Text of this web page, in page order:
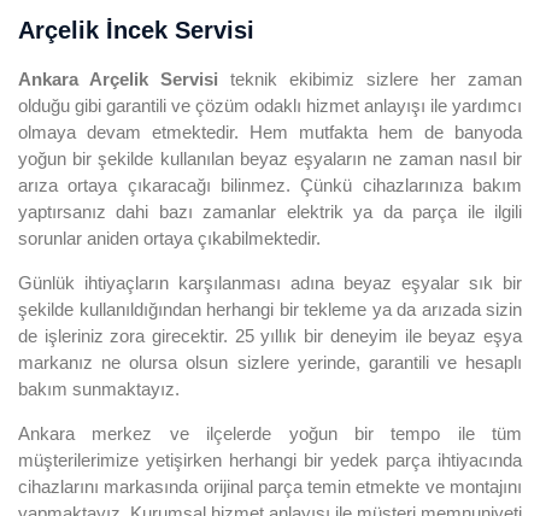
Arçelik İncek Servisi
Ankara Arçelik Servisi teknik ekibimiz sizlere her zaman
olduğu gibi garantili ve çözüm odaklı hizmet anlayışı ile yardımcı
olmaya devam etmektedir. Hem mutfakta hem de banyoda
yoğun bir şekilde kullanılan beyaz eşyaların ne zaman nasıl bir
arıza ortaya çıkaracağı bilinmez. Çünkü cihazlarınıza bakım
yaptırsanız dahi bazı zamanlar elektrik ya da parça ile ilgili
sorunlar aniden ortaya çıkabilmektedir.
Günlük ihtiyaçların karşılanması adına beyaz eşyalar sık bir
şekilde kullanıldığından herhangi bir tekleme ya da arızada sizin
de işleriniz zora girecektir. 25 yıllık bir deneyim ile beyaz eşya
markanız ne olursa olsun sizlere yerinde, garantili ve hesaplı
bakım sunmaktayız.
Ankara merkez ve ilçelerde yoğun bir tempo ile tüm
müşterilerimize yetişirken herhangi bir yedek parça ihtiyacında
cihazlarını markasında orijinal parça temin etmekte ve montajını